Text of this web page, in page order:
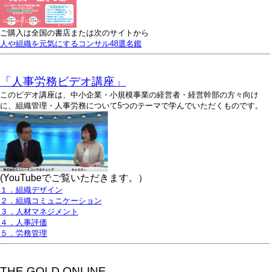
ご購入は全国の書店または次のサイトから
人や組織を元気にするコンサル48選名鑑
「人事労務ビデオ講座」
このビデオ講座は、中小企業・小規模事業の経営者・経営幹部の方々向け
に、組織管理・人事労務について5つのテーマで学んでいただくものです。
(YouTubeでご覧いただきます。）
１．組織デザイン
２．組織コミュニケーション
３．人材マネジメント
４．人事評価
５．労務管理